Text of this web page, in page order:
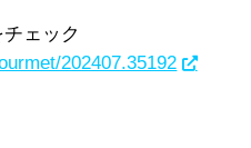
ェック
202407.35192